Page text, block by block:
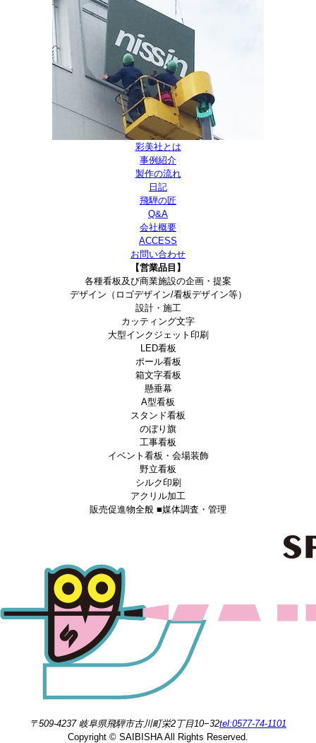
彩美社とは
事例紹介
製作の流れ
日記
飛騨の匠
Q&A
会社概要
ACCESS
お問い合わせ
【営業品目】
各種看板及び商業施設の企画・提案
デザイン（ロゴデザイン/看板デザイン等）
設計・施工
カッティング文字
大型インクジェット印刷
LED看板
ポール看板
箱文字看板
懸垂幕
A型看板
スタンド看板
のぼり旗
工事看板
イベント看板・会場装飾
野立看板
シルク印刷
アクリル加工
販売促進物全般 ■媒体調査・管理
〒509-4237 岐阜県飛騨市古川町栄2丁目10−32tel:0577-74-1101
Copyright © SAIBISHA All Rights Reserved.